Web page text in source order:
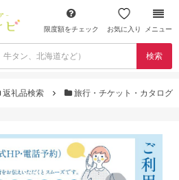
限度額をチェック お気に入り メニュー
検索
返礼品検索 旅行・チケット・カタログ